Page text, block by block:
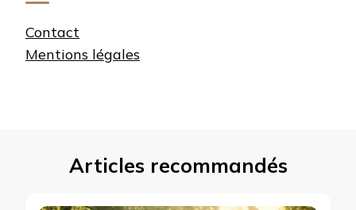
Contact
Mentions légales
Articles recommandés